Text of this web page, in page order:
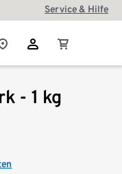
Service & Hilfe
- 1 kg